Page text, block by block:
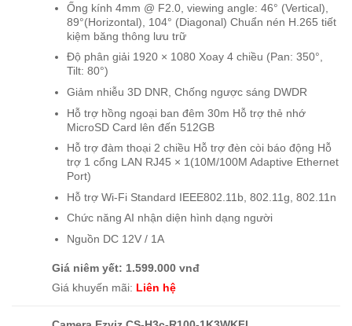
Ống kính 4mm @ F2.0, viewing angle: 46° (Vertical),
89°(Horizontal), 104° (Diagonal) Chuẩn nén H.265 tiết
kiệm băng thông lưu trữ
Độ phân giải 1920 × 1080 Xoay 4 chiều (Pan: 350°,
Tilt: 80°)
Giảm nhiễu 3D DNR, Chống ngược sáng DWDR
Hỗ trợ hồng ngoại ban đêm 30m Hỗ trợ thẻ nhớ
MicroSD Card lên đến 512GB
Hỗ trợ đàm thoại 2 chiều Hỗ trợ đèn còi báo động Hỗ
trợ 1 cổng LAN RJ45 × 1(10M/100M Adaptive Ethernet
Port)
Hỗ trợ Wi-Fi Standard IEEE802.11b, 802.11g, 802.11n
Chức năng AI nhận diện hình dạng người
Nguồn DC 12V / 1A
Giá niêm yết: 1.599.000 vnđ
Giá khuyến mãi: Liên hệ